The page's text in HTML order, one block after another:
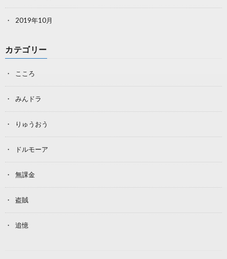
2019年10月
カテゴリー
こころ
みんドラ
りゅうおう
ドルモーア
無課金
盗賊
追憶